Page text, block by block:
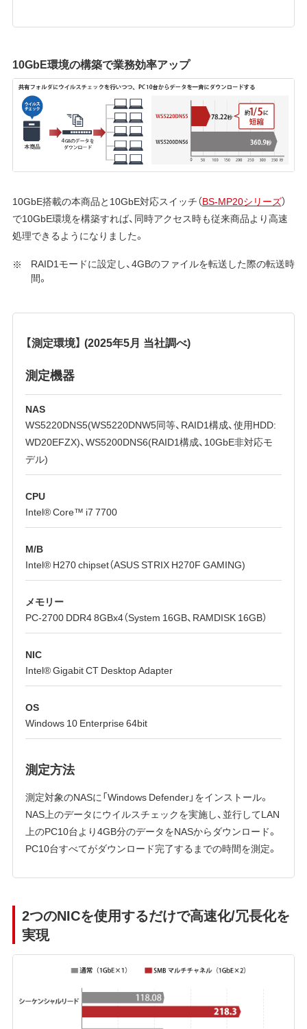
10GbE環境の構築で業務効率アップ
10GbE搭載の本商品と10GbE対応スイッチ（BS-MP20シリーズ）
で10GbE環境を構築すれば、同時アクセス時も従来商品より高速
処理できるようになりました。
RAID1モードに設定し、4GBのファイルを転送した際の転送時
間。
【測定環境】 (2025年5月 当社調べ)
測定機器
NAS
WS5220DNS5(WS5220DNW5同等、RAID1構成、使用HDD:
WD20EFZX)、WS5200DNS6(RAID1構成、10GbE非対応モ
デル)
CPU
Intel® Core™ i7 7700
M/B
Intel® H270 chipset（ASUS STRIX H270F GAMING)
メモリー
PC-2700 DDR4 8GBx4（System 16GB、RAMDISK 16GB）
NIC
Intel® Gigabit CT Desktop Adapter
OS
Windows 10 Enterprise 64bit
測定方法
測定対象のNASに「Windows Defender」をインストール。
NAS上のデータにウイルスチェックを実施し、並行してLAN
上のPC10台より4GB分のデータをNASからダウンロード。
PC10台すべてがダウンロード完了するまでの時間を測定。
2つのNICを使用するだけで高速化/冗長化を
実現